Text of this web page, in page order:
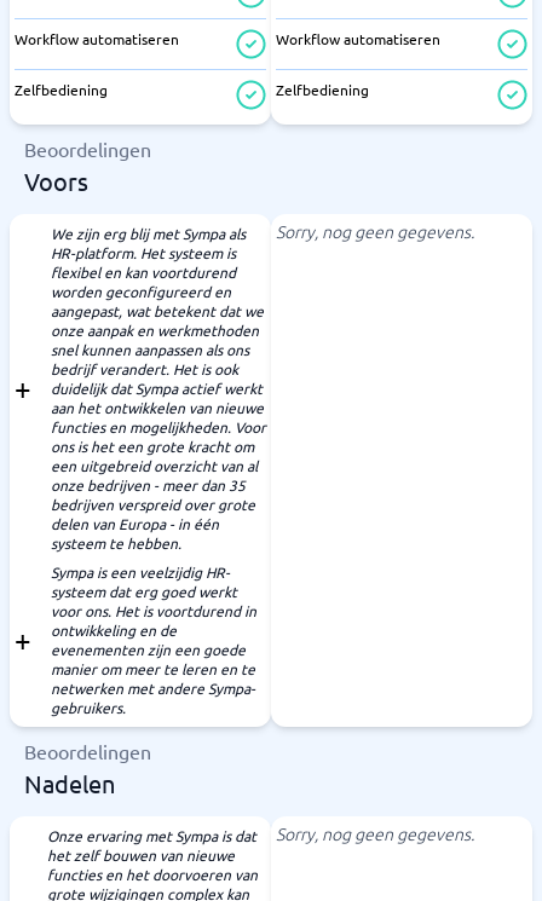
Workflow automatiseren
Zelfbediening
Workflow automatiseren
Zelfbediening
Beoordelingen
Voors
We zijn erg blij met Sympa als
HR-platform. Het systeem is
flexibel en kan voortdurend
worden geconfigureerd en
aangepast, wat betekent dat we
onze aanpak en werkmethoden
snel kunnen aanpassen als ons
bedrijf verandert. Het is ook
duidelijk dat Sympa actief werkt
aan het ontwikkelen van nieuwe
functies en mogelijkheden. Voor
ons is het een grote kracht om
een uitgebreid overzicht van al
onze bedrijven - meer dan 35
bedrijven verspreid over grote
delen van Europa - in één
systeem te hebben.
Sympa is een veelzijdig HR-
systeem dat erg goed werkt
voor ons. Het is voortdurend in
ontwikkeling en de
evenementen zijn een goede
manier om meer te leren en te
netwerken met andere Sympa-
gebruikers.
Sorry, nog geen gegevens.
Beoordelingen
Nadelen
Onze ervaring met Sympa is dat
het zelf bouwen van nieuwe
functies en het doorvoeren van
grote wijzigingen complex kan
Sorry, nog geen gegevens.